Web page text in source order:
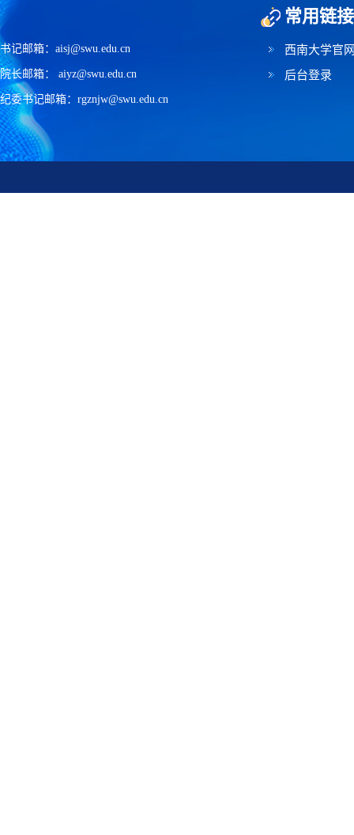
书记邮箱：aisj@swu.edu.cn
院长邮箱： aiyz@swu.edu.cn
纪委书记邮箱：rgznjw@swu.edu.cn
常用链接
西南大学官
后台登录